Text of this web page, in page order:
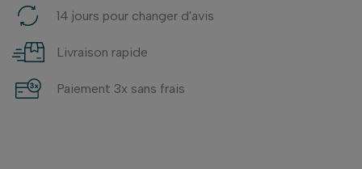
14 jours pour changer d'avis
Livraison rapide
Paiement 3x sans frais